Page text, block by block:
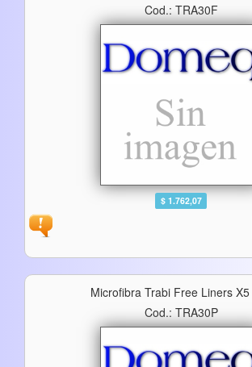
Cod.: TRA30F
$ 1.762,07
Microfibra Trabi Free Liners X5
Cod.: TRA30P